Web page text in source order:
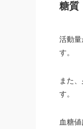
糖質
活動
す。
また
す。
血糖